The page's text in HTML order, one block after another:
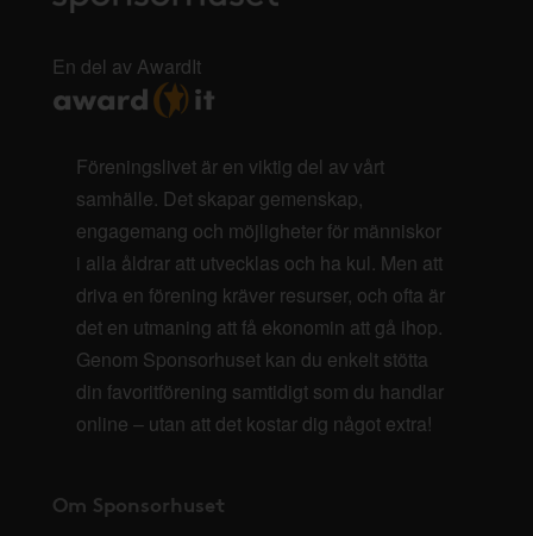
En del av AwardIt
Föreningslivet är en viktig del av vårt
samhälle. Det skapar gemenskap,
engagemang och möjligheter för människor
i alla åldrar att utvecklas och ha kul. Men att
driva en förening kräver resurser, och ofta är
det en utmaning att få ekonomin att gå ihop.
Genom Sponsorhuset kan du enkelt stötta
din favoritförening samtidigt som du handlar
online – utan att det kostar dig något extra!
Om Sponsorhuset